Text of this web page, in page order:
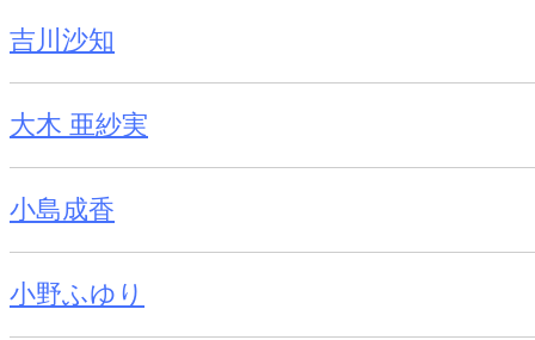
吉川沙知
大木 亜紗実
小島成香
小野ふゆり